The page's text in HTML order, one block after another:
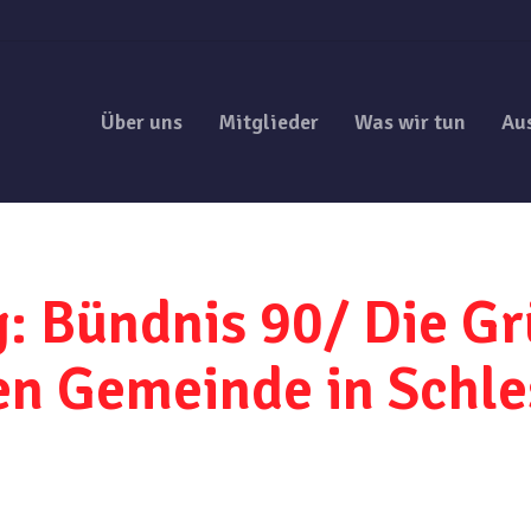
Über uns Mitglieder Was wir tun
Bündnis 90/ Die
Gemeinde in